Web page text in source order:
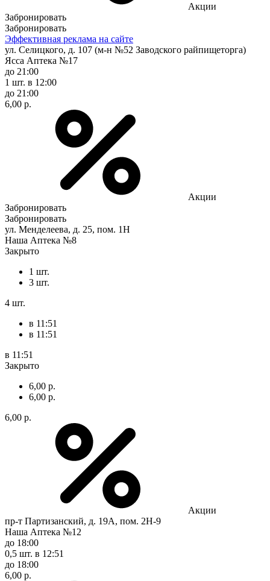
Акции
Забронировать
Забронировать
Эффективная реклама на сайте
ул. Селицкого, д. 107 (м-н №52 Заводского райпищеторга)
Ясса Аптека №17
до 21:00
1 шт. в 12:00
до 21:00
6,00 р.
Акции
Забронировать
Забронировать
ул. Менделеева, д. 25, пом. 1Н
Наша Аптека №8
Закрыто
1 шт.
3 шт.
4 шт.
в 11:51
в 11:51
в 11:51
Закрыто
6,00 р.
6,00 р.
6,00 р.
Акции
пр-т Партизанский, д. 19А, пом. 2Н-9
Наша Аптека №12
до 18:00
0,5 шт. в 12:51
до 18:00
6,00 р.